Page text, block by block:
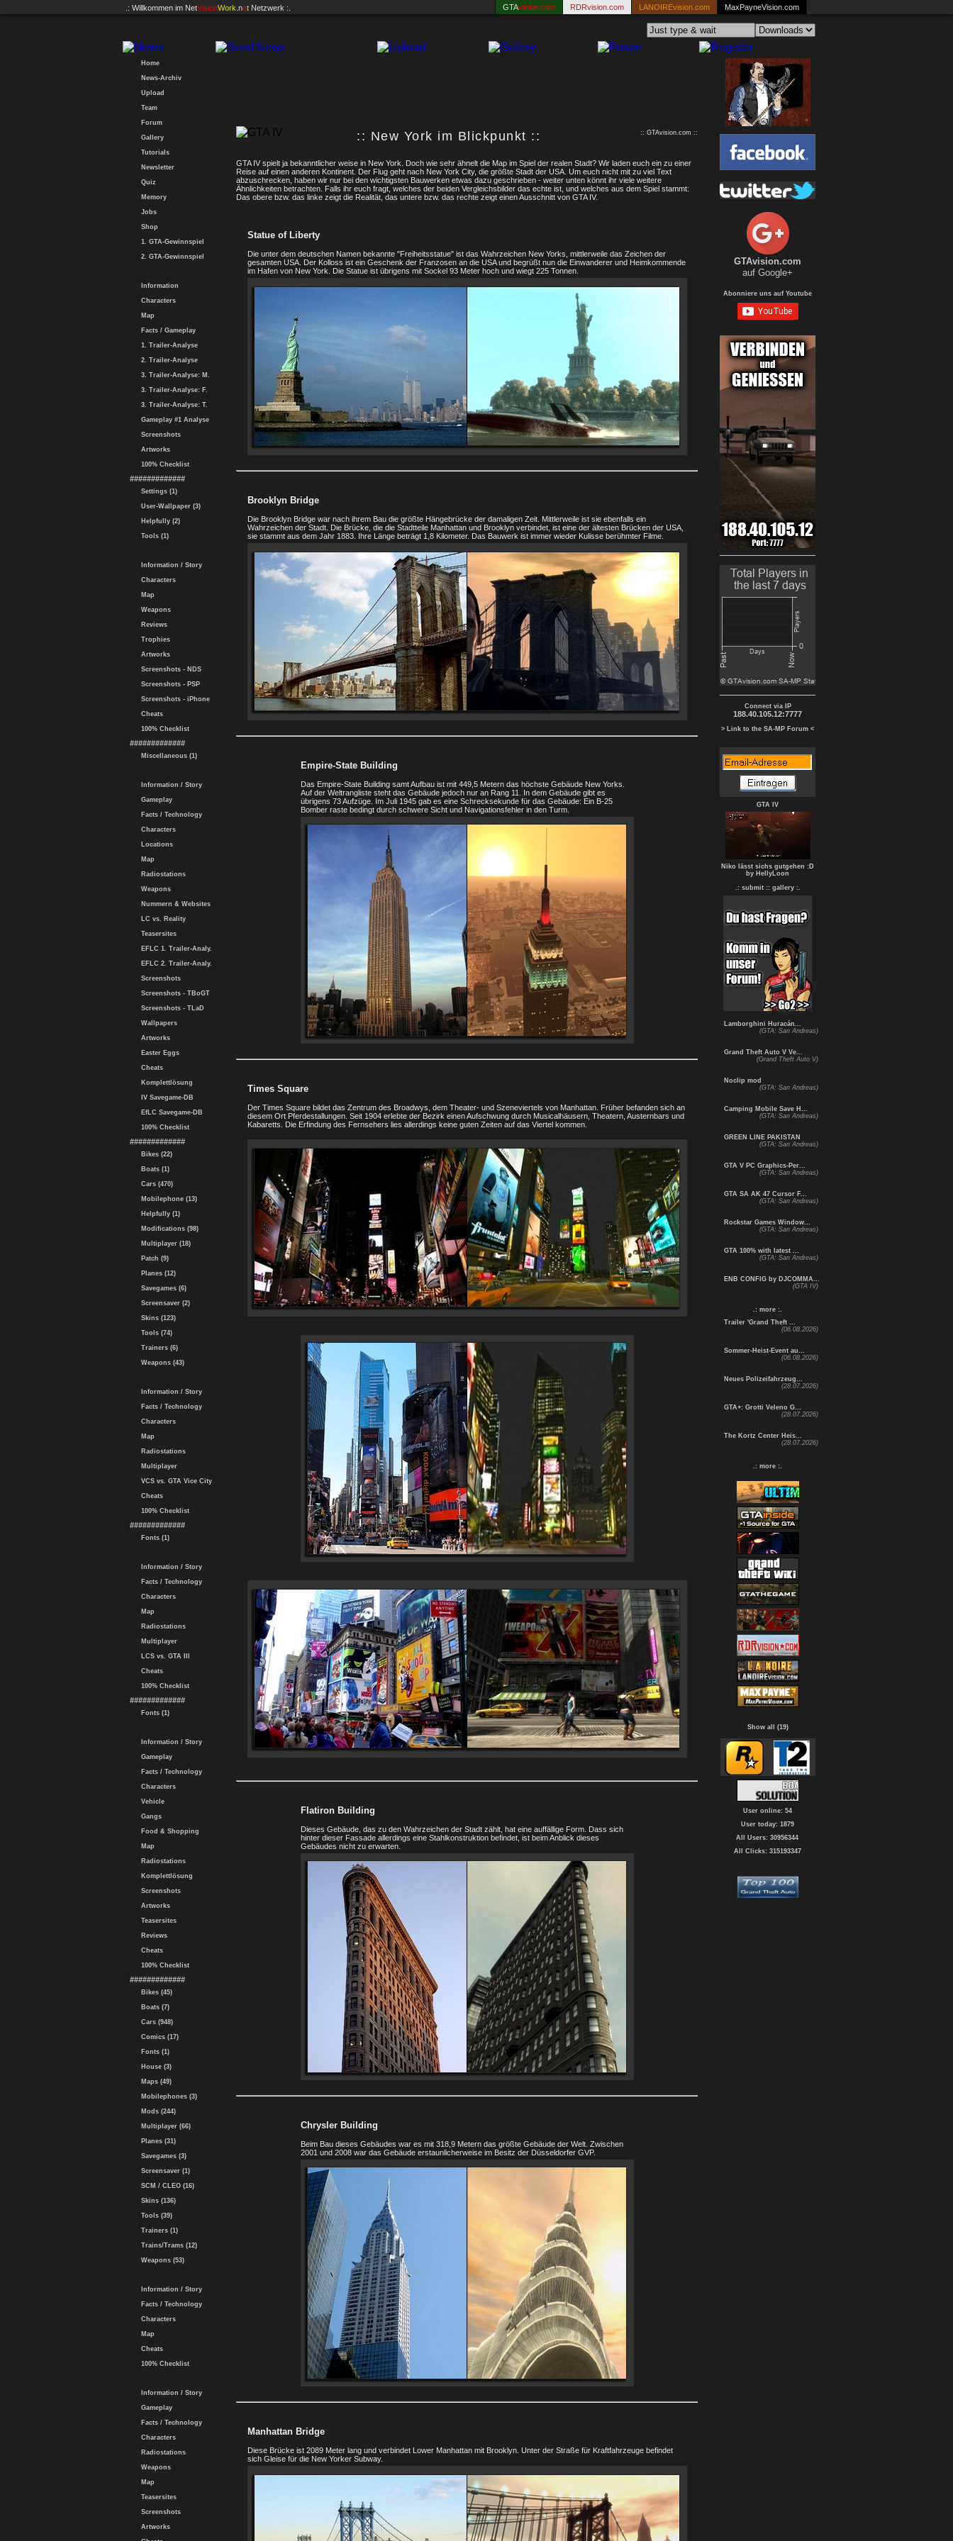
.: Willkommen im NetVisionWork .net Netzwerk :. GTAvision.com RDRvision.com LANOIREvision.com MaxPayneVision.com
Home
News-Archiv
Upload
Team
Forum
Gallery
Tutorials
Newsletter
Quiz
Memory
Jobs
Shop
1. GTA-Gewinnspiel
2. GTA-Gewinnspiel
Information
Characters
Map
Facts / Gameplay
1. Trailer-Analyse
2. Trailer-Analyse
3. Trailer-Analyse: M.
3. Trailer-Analyse: F.
3. Trailer-Analyse: T.
Gameplay #1 Analyse
Screenshots
Artworks
100% Checklist
#############
Settings (1)
User-Wallpaper (3)
Helpfully (2)
Tools (1)
Information / Story
Characters
Map
Weapons
Reviews
Trophies
Artworks
Screenshots - NDS
Screenshots - PSP
Screenshots - iPhone
Cheats
100% Checklist
#############
Miscellaneous (1)
Information / Story
Gameplay
Facts / Technology
Characters
Locations
Map
Radiostations
Weapons
Nummern & Websites
LC vs. Reality
Teasersites
EFLC 1. Trailer-Analy.
EFLC 2. Trailer-Analy.
Screenshots
Screenshots - TBoGT
Screenshots - TLaD
Wallpapers
Artworks
Easter Eggs
Cheats
Komplettlösung
IV Savegame-DB
EfLC Savegame-DB
100% Checklist
#############
Bikes (22)
Boats (1)
Cars (470)
Mobilephone (13)
Helpfully (1)
Modifications (98)
Multiplayer (18)
Patch (9)
Planes (12)
Savegames (6)
Screensaver (2)
Skins (123)
Tools (74)
Trainers (6)
Weapons (43)
Information / Story
Facts / Technology
Characters
Map
Radiostations
Multiplayer
VCS vs. GTA Vice City
Cheats
100% Checklist
#############
Fonts (1)
Information / Story
Facts / Technology
Characters
Map
Radiostations
Multiplayer
LCS vs. GTA III
Cheats
100% Checklist
#############
Fonts (1)
Information / Story
Gameplay
Facts / Technology
Characters
Vehicle
Gangs
Food & Shopping
Map
Radiostations
Komplettlösung
Screenshots
Artworks
Teasersites
Reviews
Cheats
100% Checklist
#############
Bikes (45)
Boats (7)
Cars (948)
Comics (17)
Fonts (1)
House (3)
Maps (49)
Mobilephones (3)
Mods (244)
Multiplayer (66)
Planes (31)
Savegames (3)
Screensaver (1)
SCM / CLEO (16)
Skins (136)
Tools (39)
Trainers (1)
Trains/Trams (12)
Weapons (53)
Information / Story
Facts / Technology
Characters
Map
Cheats
100% Checklist
Information / Story
Gameplay
Facts / Technology
Characters
Radiostations
Weapons
Map
Teasersites
Screenshots
Artworks
:: New York im Blickpunkt :: :: GTAvision.com ::
GTA IV spielt ja bekanntlicher weise in New York. Doch wie sehr ähnelt die Map im Spiel der realen Stadt? Wir laden euch ein zu einer
Reise auf einen anderen Kontinent. Der Flug geht nach New York City, die größte Stadt der USA. Um euch nicht mit zu viel Text
abzuschrecken, haben wir nur bei den wichtigsten Bauwerken etwas dazu geschrieben - weiter unten könnt ihr viele weitere
Ähnlichkeiten betrachten. Falls ihr euch fragt, welches der beiden Vergleichsbilder das echte ist, und welches aus dem Spiel stammt:
Das obere bzw. das linke zeigt die Realität, das untere bzw. das rechte zeigt einen Ausschnitt von GTA IV.
Statue of Liberty
Die unter dem deutschen Namen bekannte "Freiheitsstatue" ist das Wahrzeichen New Yorks, mittlerweile das Zeichen der
gesamten USA. Der Kolloss ist ein Geschenk der Franzosen an die USA und begrüßt nun die Einwanderer und Heimkommende
im Hafen von New York. Die Statue ist übrigens mit Sockel 93 Meter hoch und wiegt 225 Tonnen.
Brooklyn Bridge
Die Brooklyn Bridge war nach ihrem Bau die größte Hängebrücke der damaligen Zeit. Mittlerweile ist sie ebenfalls ein
Wahrzeichen der Stadt. Die Brücke, die die Stadtteile Manhattan und Brooklyn verbindet, ist eine der ältesten Brücken der USA,
sie stammt aus dem Jahr 1883. Ihre Länge beträgt 1,8 Kilometer. Das Bauwerk ist immer wieder Kulisse berühmter Filme.
Empire-State Building
Das Empire-State Building samt Aufbau ist mit 449,5 Metern das höchste Gebäude New Yorks.
Auf der Weltrangliste steht das Gebäude jedoch nur an Rang 11. In dem Gebäude gibt es
übrigens 73 Aufzüge. Im Juli 1945 gab es eine Schrecksekunde für das Gebäude: Ein B-25
Bomber raste bedingt durch schwere Sicht und Navigationsfehler in den Turm.
Times Square
Der Times Square bildet das Zentrum des Broadwys, dem Theater- und Szeneviertels von Manhattan. Früher befanden sich an
diesem Ort Pferdestallungen. Seit 1904 erlebte der Bezirk einen Aufschwung durch Musicalhäusern, Theatern, Austernbars und
Kabaretts. Die Erfindung des Fernsehers lies allerdings keine guten Zeiten auf das Viertel kommen.
Flatiron Building
Dieses Gebäude, das zu den Wahrzeichen der Stadt zählt, hat eine auffällige Form. Dass sich
hinter dieser Fassade allerdings eine Stahlkonstruktion befindet, ist beim Anblick dieses
Gebäudes nicht zu erwarten.
Chrysler Building
Beim Bau dieses Gebäudes war es mit 318,9 Metern das größte Gebäude der Welt. Zwischen
2001 und 2008 war das Gebäude erstaunlicherweise im Besitz der Düsseldorfer GVP.
Manhattan Bridge
Diese Brücke ist 2089 Meter lang und verbindet Lower Manhattan mit Brooklyn. Unter der Straße für Kraftfahrzeuge befindet
sich Gleise für die New Yorker Subway.
GTAvision.com
auf Google+
Abonniere uns auf Youtube
Connect via IP
188.40.105.12:7777
> Link to the SA-MP Forum <
GTA IV
Niko lässt sichs gutgehen :D
by HellyLoon
.: submit : : gallery :.
Lamborghini Huracán...
(GTA: San Andreas)
Grand Theft Auto V Ve...
(Grand Theft Auto V)
Noclip mod
(GTA: San Andreas)
Camping Mobile Save H...
(GTA: San Andreas)
GREEN LINE PAKISTAN
(GTA: San Andreas)
GTA V PC Graphics-Per...
(GTA: San Andreas)
GTA SA AK 47 Cursor F...
(GTA: San Andreas)
Rockstar Games Window...
(GTA: San Andreas)
GTA 100% with latest ...
(GTA: San Andreas)
ENB CONFIG by DJCOMMA...
(GTA IV)
.: more :.
Trailer 'Grand Theft ...
(06.08.2026)
Sommer-Heist-Event au...
(06.08.2026)
Neues Polizeifahrzeug...
(28.07.2026)
GTA+: Grotti Veleno G...
(28.07.2026)
The Kortz Center Heis...
(28.07.2026)
.: more :.
Show all (19)
User online: 54
User today: 1879
All Users: 30956344
All Clicks: 315193347